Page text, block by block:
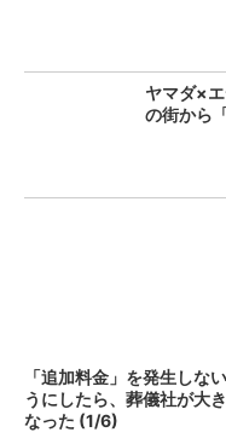
ヤマダ×
の街から
「追加料金」を発生しな
うにしたら、葬儀社が大
なった (1/6)